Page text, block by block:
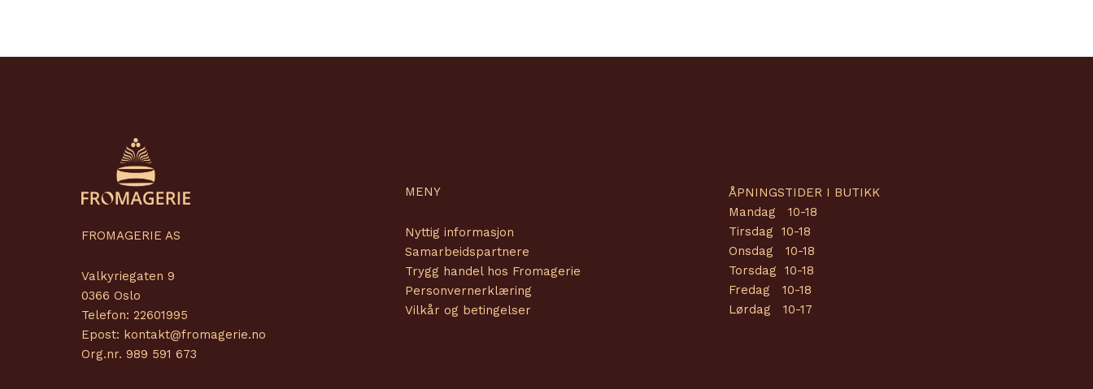
FROMAGERIE AS
Valkyriegaten 9
0366 Oslo
Telefon: 22601995
Epost: kontakt@fromagerie.no
Org.nr. 989 591 673
MENY
Nyttig informasjon
Samarbeidspartnere
Trygg handel hos Fromagerie
Personvernerklæring
Vilkår og betingelser
ÅPNINGSTIDER I BUTIKK
Mandag 10-18
Tirsdag 10-18
Onsdag 10-18
Torsdag 10-18
Fredag 10-18
Lørdag 10-17